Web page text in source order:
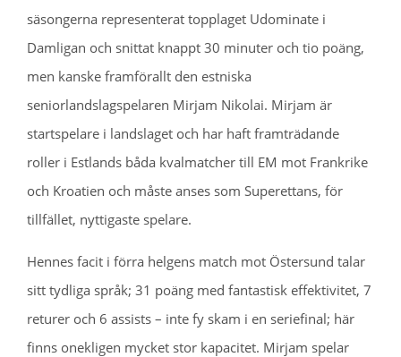
säsongerna representerat topplaget Udominate i
Damligan och snittat knappt 30 minuter och tio poäng,
men kanske framförallt den estniska
seniorlandslagspelaren Mirjam Nikolai. Mirjam är
startspelare i landslaget och har haft framträdande
roller i Estlands båda kvalmatcher till EM mot Frankrike
och Kroatien och måste anses som Superettans, för
tillfället, nyttigaste spelare.
Hennes facit i förra helgens match mot Östersund talar
sitt tydliga språk; 31 poäng med fantastisk effektivitet, 7
returer och 6 assists – inte fy skam i en seriefinal; här
finns onekligen mycket stor kapacitet. Mirjam spelar